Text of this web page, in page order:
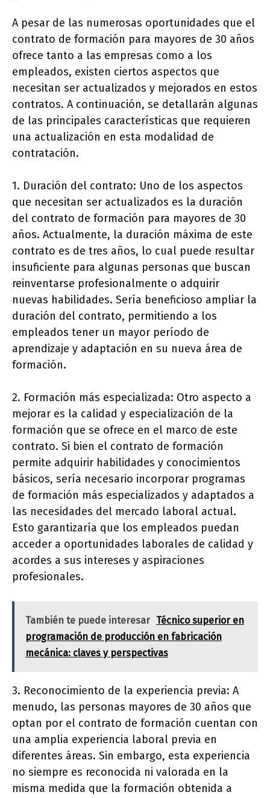
A pesar de las numerosas oportunidades que el
contrato de formación para mayores de 30 años
ofrece tanto a las empresas como a los
empleados, existen ciertos aspectos que
necesitan ser actualizados y mejorados en estos
contratos. A continuación, se detallarán algunas
de las principales características que requieren
una actualización en esta modalidad de
contratación.
1. Duración del contrato: Uno de los aspectos
que necesitan ser actualizados es la duración
del contrato de formación para mayores de 30
años. Actualmente, la duración máxima de este
contrato es de tres años, lo cual puede resultar
insuficiente para algunas personas que buscan
reinventarse profesionalmente o adquirir
nuevas habilidades. Sería beneficioso ampliar la
duración del contrato, permitiendo a los
empleados tener un mayor período de
aprendizaje y adaptación en su nueva área de
formación.
2. Formación más especializada: Otro aspecto a
mejorar es la calidad y especialización de la
formación que se ofrece en el marco de este
contrato. Si bien el contrato de formación
permite adquirir habilidades y conocimientos
básicos, sería necesario incorporar programas
de formación más especializados y adaptados a
las necesidades del mercado laboral actual.
Esto garantizaría que los empleados puedan
acceder a oportunidades laborales de calidad y
acordes a sus intereses y aspiraciones
profesionales.
También te puede interesar Técnico superior en
programación de producción en fabricación
mecánica: claves y perspectivas
3. Reconocimiento de la experiencia previa: A
menudo, las personas mayores de 30 años que
optan por el contrato de formación cuentan con
una amplia experiencia laboral previa en
diferentes áreas. Sin embargo, esta experiencia
no siempre es reconocida ni valorada en la
misma medida que la formación obtenida a